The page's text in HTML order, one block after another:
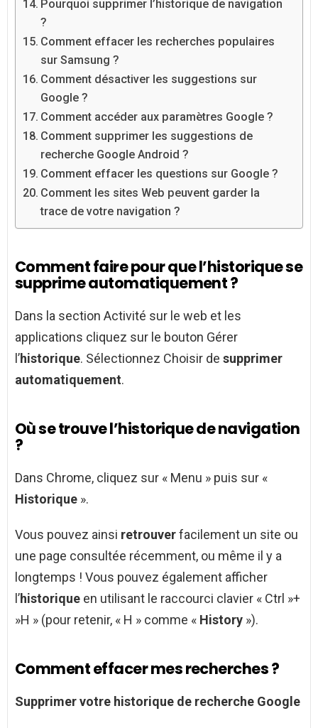
Pourquoi supprimer l’historique de navigation
?
Comment effacer les recherches populaires
sur Samsung ?
Comment désactiver les suggestions sur
Google ?
Comment accéder aux paramètres Google ?
Comment supprimer les suggestions de
recherche Google Android ?
Comment effacer les questions sur Google ?
Comment les sites Web peuvent garder la
trace de votre navigation ?
Comment faire pour que l’historique se
supprime automatiquement ?
Dans la section Activité sur le web et les
applications cliquez sur le bouton Gérer
l’historique. Sélectionnez Choisir de supprimer
automatiquement.
Où se trouve l’historique de navigation
?
Dans Chrome, cliquez sur « Menu » puis sur «
Historique ».
Vous pouvez ainsi retrouverfacilement un site ou
une page consultée récemment, ou même il y a
longtemps ! Vous pouvez également afficher
l’historique en utilisant le raccourci clavier « Ctrl »+
»H » (pour retenir, « H » comme « History »).
Comment effacer mes recherches ?
Supprimervotre historique de recherche Google